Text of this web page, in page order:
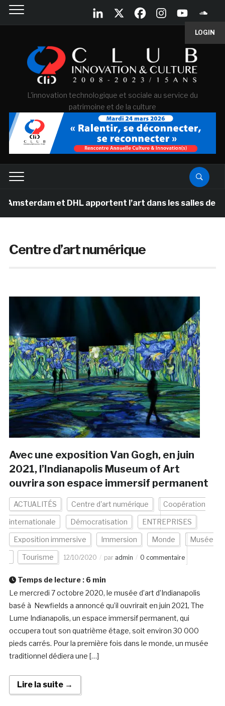
LOGIN
L'innovation technologique et sociale au service du
patrimoine et de la culture
et DHL apportent l’art dans les salles de classe
Centre d’art numérique
Avec une exposition Van Gogh, en juin
2021, l’Indianapolis Museum of Art
ouvrira son espace immersif permanent
ACTUALITÉS Centre d'art numérique Coopération
internationale Démocratisation ENTREPRISES
Exposition immersive Immersion Monde Musée
Tourisme 12/10/2020 par admin 0 commentaire
Temps de lecture : 6 min
Le mercredi 7 octobre 2020, le musée d’art d’Indianapolis
basé à Newfields a annoncé qu’il ouvrirait en juin 2021, The
Lume Indianapolis, un espace immersif permanent, qui
occupera tout son quatrième étage, soit environ 30 000
pieds carrés. Pour la première fois dans le monde, un musée
traditionnel dédiera une […]
Lire la suite →